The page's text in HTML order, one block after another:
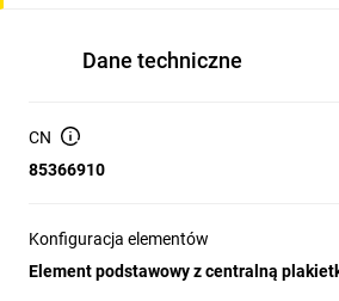
Dane techniczne
CN
85366910
Konfiguracja elementów
Element podstawowy z centralną